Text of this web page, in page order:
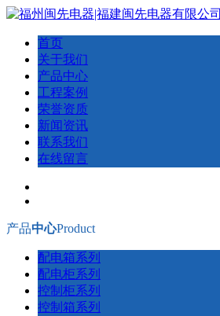
首页
关于我们
产品中心
工程案例
荣誉资质
新闻资讯
联系我们
在线留言
产品中心Product
配电箱系列
配电柜系列
控制柜系列
控制箱系列